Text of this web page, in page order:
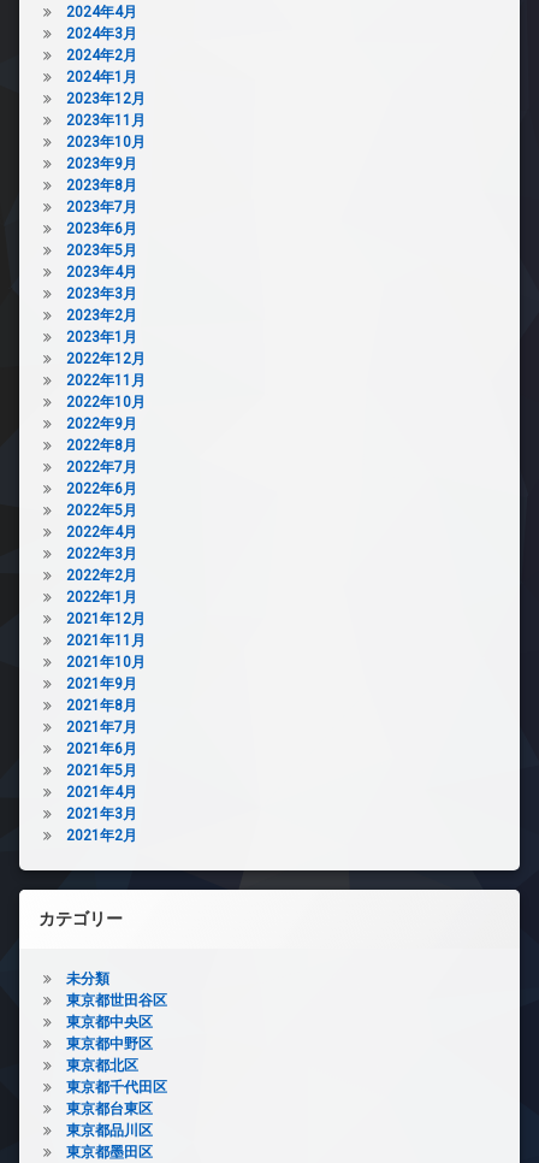
2024年4月
2024年3月
2024年2月
2024年1月
2023年12月
2023年11月
2023年10月
2023年9月
2023年8月
2023年7月
2023年6月
2023年5月
2023年4月
2023年3月
2023年2月
2023年1月
2022年12月
2022年11月
2022年10月
2022年9月
2022年8月
2022年7月
2022年6月
2022年5月
2022年4月
2022年3月
2022年2月
2022年1月
2021年12月
2021年11月
2021年10月
2021年9月
2021年8月
2021年7月
2021年6月
2021年5月
2021年4月
2021年3月
2021年2月
カテゴリー
未分類
東京都世田谷区
東京都中央区
東京都中野区
東京都北区
東京都千代田区
東京都台東区
東京都品川区
東京都墨田区